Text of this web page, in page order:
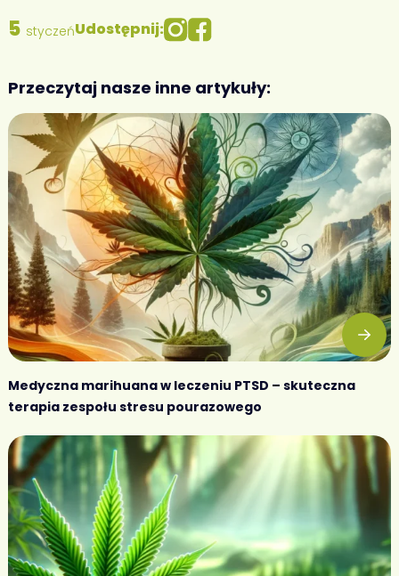
5 styczeńUdostępnij:
Przeczytaj nasze inne artykuły:
Medyczna marihuana w leczeniu PTSD – skuteczna
terapia zespołu stresu pourazowego